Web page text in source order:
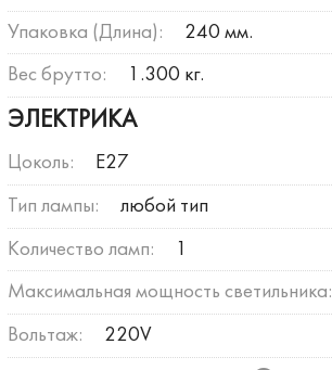
Упаковка (Длина): 240 мм.
Вес брутто: 1.300 кг.
ЭЛЕКТРИКА
Цоколь: E27
Тип лампы: любой тип
Количество ламп: 1
Максимальная мощность светильника:
Вольтаж: 220V